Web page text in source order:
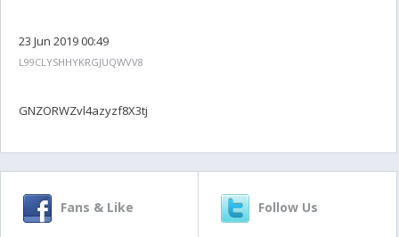
23 Jun 2019 00:49
L99CLYSHHYKRGJUQWVV8
GNZORWZvl4azyzf8X3tj
Fans & Like Follow Us